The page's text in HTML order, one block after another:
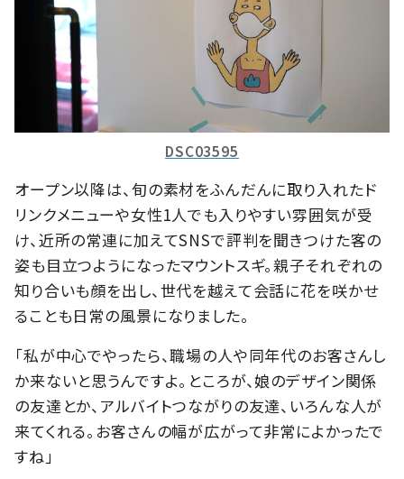
DSC03595
オープン以降は、旬の素材をふんだんに取り入れたド
リンクメニューや女性1人でも入りやすい雰囲気が受
け、近所の常連に加えてSNSで評判を聞きつけた客の
姿も目立つようになったマウントスギ。親子それぞれの
知り合いも顔を出し、世代を越えて会話に花を咲かせ
ることも日常の風景になりました。
「私が中心でやったら、職場の人や同年代のお客さんし
か来ないと思うんですよ。ところが、娘のデザイン関係
の友達とか、アルバイトつながりの友達、いろんな人が
来てくれる。お客さんの幅が広がって非常によかったで
すね」